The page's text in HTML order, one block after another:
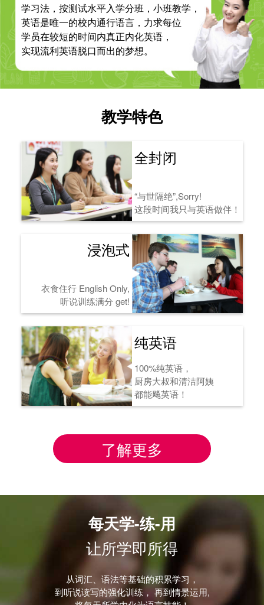
学习法，按测试水平入学分班，小班教学，
英语是唯一的校内通行语言，力求每位
学员在较短的时间内真正内化英语，
实现流利英语脱口而出的梦想。
教学特色
全封闭
“与世隔绝”,Sorry!
这段时间我只与英语做伴！
浸泡式
衣食住行 English Only,
听说训练满分 get!
纯英语
100%纯英语，
厨房大叔和清洁阿姨
都能飚英语！
了解更多
每天学-练-用
让所学即所得
从词汇、语法等基础的积累学习，
到听说读写的强化训练， 再到情景运用,